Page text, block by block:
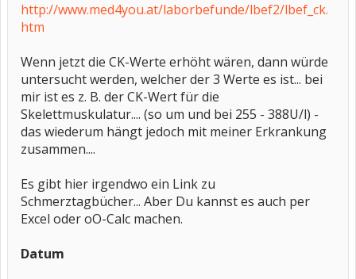
http://www.med4you.at/laborbefunde/lbef2/lbef_ck.
htm
Wenn jetzt die CK-Werte erhöht wären, dann würde
untersucht werden, welcher der 3 Werte es ist... bei
mir ist es z. B. der CK-Wert für die
Skelettmuskulatur.... (so um und bei 255 - 388U/l) -
das wiederum hängt jedoch mit meiner Erkrankung
zusammen....
Es gibt hier irgendwo ein Link zu
Schmerztagbücher... Aber Du kannst es auch per
Excel oder oO-Calc machen.
Datum